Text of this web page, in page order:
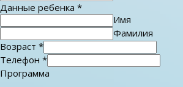
Данные ребенка *
Имя
Фамилия
Возраст *
Телефон *
Программа